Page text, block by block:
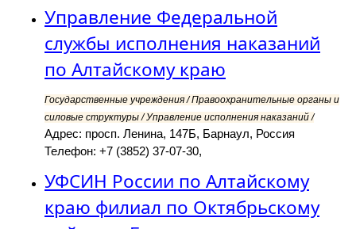
Управление Федеральной
службы исполнения наказаний
по Алтайскому краю
Государственные учреждения / Правоохранительные органы и
силовые структуры / Управление исполнения наказаний /
Адрес: просп. Ленина, 147Б, Барнаул, Россия
Телефон: +7 (3852) 37-07-30,
УФСИН России по Алтайскому
краю филиал по Октябрьскому